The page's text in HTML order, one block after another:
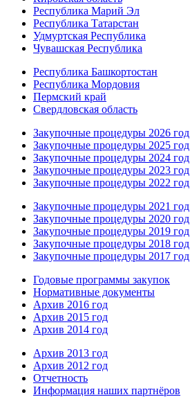
Республика Марий Эл
Республика Татарстан
Удмуртская Республика
Чувашская Республика
Республика Башкортостан
Республика Мордовия
Пермский край
Свердловская область
Закупочные процедуры 2026 год
Закупочные процедуры 2025 год
Закупочные процедуры 2024 год
Закупочные процедуры 2023 год
Закупочные процедуры 2022 год
Закупочные процедуры 2021 год
Закупочные процедуры 2020 год
Закупочные процедуры 2019 год
Закупочные процедуры 2018 год
Закупочные процедуры 2017 год
Годовые программы закупок
Нормативные документы
Архив 2016 год
Архив 2015 год
Архив 2014 год
Архив 2013 год
Архив 2012 год
Отчетность
Информация наших партнёров